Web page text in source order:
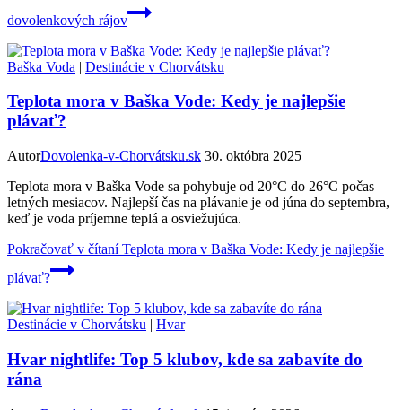
dovolenkových rájov
Baška Voda | Destinácie v Chorvátsku
Teplota mora v Baška Vode: Kedy je najlepšie
plávať?
AutorDovolenka-v-Chorvátsku.sk 30. októbra 2025
Teplota mora v Baška Vode sa pohybuje od 20°C do 26°C počas
letných mesiacov. Najlepší čas na plávanie je od júna do septembra,
keď je voda príjemne teplá a osviežujúca.
Pokračovať v čítaníTeplota mora v Baška Vode: Kedy je najlepšie
plávať?
Destinácie v Chorvátsku | Hvar
Hvar nightlife: Top 5 klubov, kde sa zabavíte do
rána